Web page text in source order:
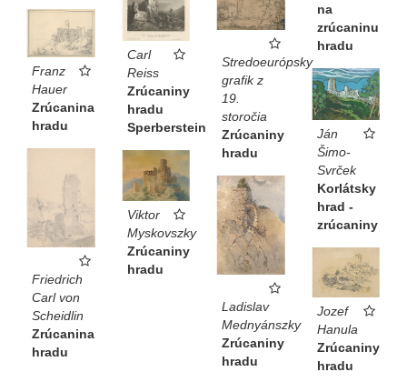
na
zrúcaninu
hradu
Stredoeurópsky
grafik z
19.
storočia
Zrúcaniny
hradu
Carl
Reiss
Zrúcaniny
hradu
Sperberstein
Franz
Hauer
Zrúcanina
hradu
Ján
Šimo-
Svrček
Korlátsky
hrad -
zrúcaniny
Friedrich
Carl von
Scheidlin
Zrúcanina
hradu
Viktor
Myskovszky
Zrúcaniny
hradu
Ladislav
Mednyánszky
Zrúcaniny
hradu
Jozef
Hanula
Zrúcaniny
hradu